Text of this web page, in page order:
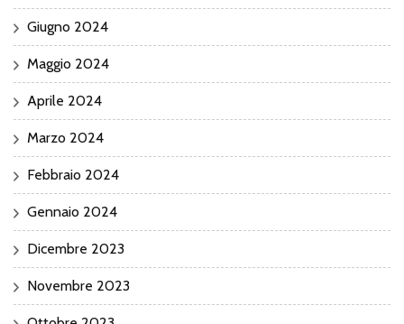
Giugno 2024
Maggio 2024
Aprile 2024
Marzo 2024
Febbraio 2024
Gennaio 2024
Dicembre 2023
Novembre 2023